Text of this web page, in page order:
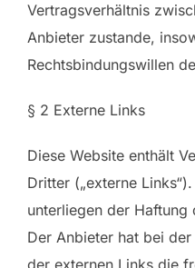
Vertragsverhältnis
Anbieter zustande,
Rechtsbindungswillen
§ 2 Externe Links
Diese Website enthält
Dritter („externe
unterliegen der Haftung
Der Anbieter hat bei